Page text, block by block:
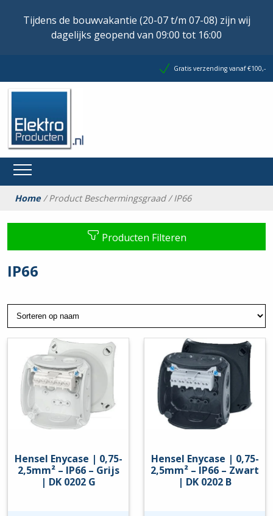
Tijdens de bouwvakantie (20-07 t/m 07-08) zijn wij
dagelijks geopend van 09:00 tot 16:00
Gratis verzending vanaf €100,-
Home/ Product Beschermingsgraad / IP66
Producten Filteren
IP66
Hensel Enycase | 0,75-
2,5mm² – IP66 – Grijs
| DK 0202 G
Hensel Enycase | 0,75-
2,5mm² – IP66 – Zwart
| DK 0202 B